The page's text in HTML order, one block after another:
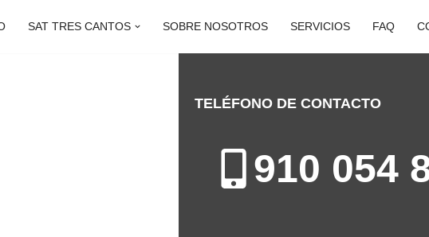
SAT TRES CANTOS SOBRE NOSOTROS SERVICIOS FAQ
TELÉFONO DE CONTACTO
910 054